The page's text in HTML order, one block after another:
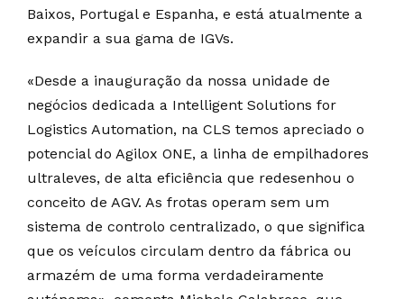
Baixos, Portugal e Espanha, e está atualmente a
expandir a sua gama de IGVs.
«Desde a inauguração da nossa unidade de
negócios dedicada a Intelligent Solutions for
Logistics Automation, na CLS temos apreciado o
potencial do Agilox ONE, a linha de empilhadores
ultraleves, de alta eficiência que redesenhou o
conceito de AGV. As frotas operam sem um
sistema de controlo centralizado, o que significa
que os veículos circulam dentro da fábrica ou
armazém de uma forma verdadeiramente